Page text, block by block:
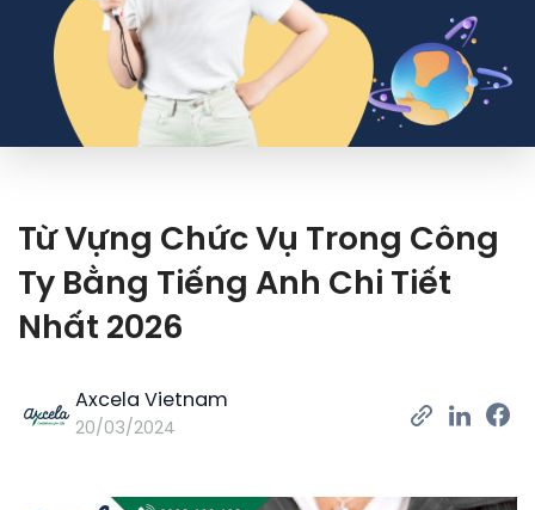
Từ Vựng Chức Vụ Trong Công
Ty Bằng Tiếng Anh Chi Tiết
Nhất 2026
Axcela Vietnam
20/03/2024